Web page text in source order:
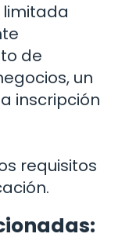
de
un
inscripción
requisitos